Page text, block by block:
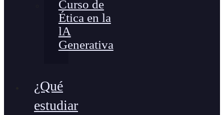
Curso de
Ética en la
lA
Generativa
¿Qué
estudiar